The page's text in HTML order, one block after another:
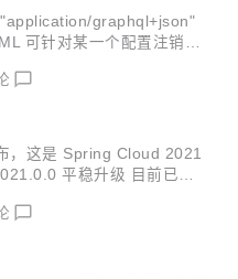
graphql+json"
可针对某一个配置注销策
具有更高的优先级 WebCli
和 step 属性的配置
格式化为字符串方便阅读
，这是 Spring Cloud 2021
平稳升级 目前已经